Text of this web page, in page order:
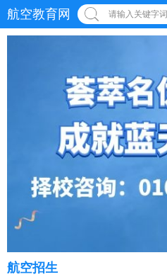
航空教育网 请输入关键字词
航空招生